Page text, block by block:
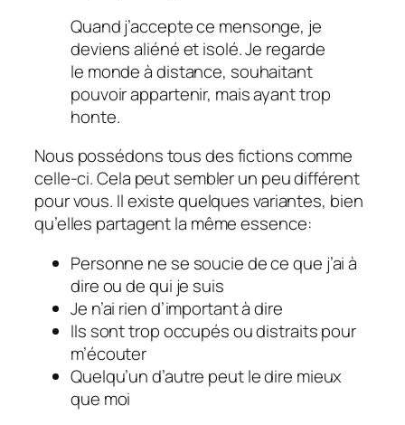
Quand j’accepte ce mensonge, je
deviens aliéné et isolé. Je regarde
le monde à distance, souhaitant
pouvoir appartenir, mais ayant trop
honte.
Nous possédons tous des fictions comme
celle-ci. Cela peut sembler un peu différent
pour vous. Il existe quelques variantes, bien
qu’elles partagent la même essence:
Personne ne se soucie de ce que j’ai à
dire ou de qui je suis
Je n’ai rien d’important à dire
Ils sont trop occupés ou distraits pour
m’écouter
Quelqu’un d’autre peut le dire mieux
que moi